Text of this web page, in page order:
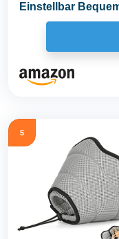
Einstellbar
Hunde & Katzen...
5